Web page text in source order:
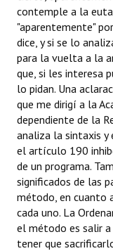
contemple a la
"aparentemente"
dice, y si se lo
para la vuelta a la
que, si les interesa
lo pidan. Una
que me dirigí a la
dependiente de la
analiza la sintaxis y
el artículo 190
de un programa.
significados de las
método, en cuanto
cada uno. La
el método es salir a
tener que